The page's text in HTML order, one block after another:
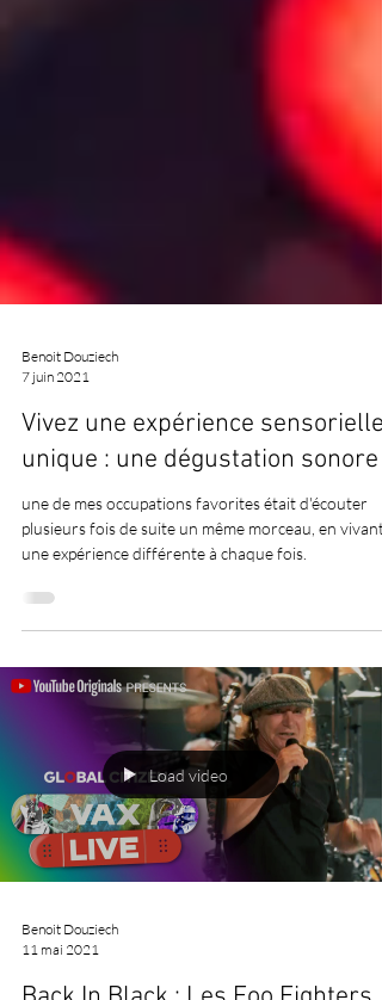
Benoit Douziech
7 juin 2021
Vivez une expérience sensorielle
unique : une dégustation sonore !
une de mes occupations favorites était d'écouter
Load video